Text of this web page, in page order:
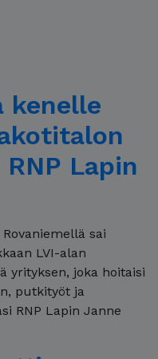
kenelle
Lapin
sai
LVI-alan
yrityksen, joka hoitaisi
putkityöt ja
RNP Lapin Janne